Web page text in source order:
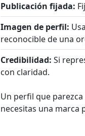
Publicación fijada:
Imagen de perfil:
reconocible de una
Credibilidad: Si
con claridad.
Un perfil que
necesitas una marca